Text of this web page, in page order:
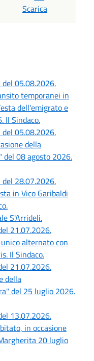
Scarica
05.08.2026.
temporanei in
dell'emigrato e
Il Sindaco.
05.08.2026.
della
del 08 agosto 2026.
28.07.2026.
in Vico Garibaldi
S'Arrideli.
21.07.2026.
alternato con
Il Sindaco.
21.07.2026.
della
del 25 luglio 2026.
13.07.2026.
in occasione
20 luglio